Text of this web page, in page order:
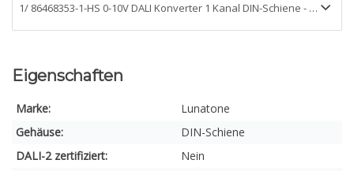
Eigenschaften
Marke:
Lunatone
Gehäuse:
DIN-Schiene
DALI-2 zertifiziert:
Nein